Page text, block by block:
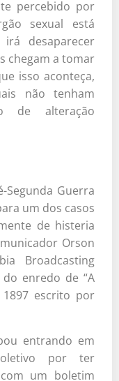
percebido por
sexual está
desaparecer
chegam a tomar
isso aconteça,
não tenham
de alteração
Segunda Guerra
um dos casos
de histeria
Orson
Broadcasting
enredo de “A
escrito por
entrando em
por ter
um boletim